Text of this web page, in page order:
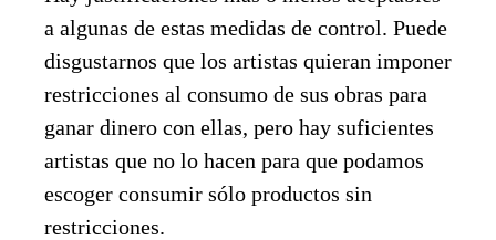
a algunas de estas medidas de control. Puede
disgustarnos que los artistas quieran imponer
restricciones al consumo de sus obras para
ganar dinero con ellas, pero hay suficientes
artistas que no lo hacen para que podamos
escoger consumir sólo productos sin
restricciones.